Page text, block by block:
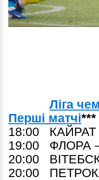
Ліга
Перші матчі***
18:00 КАЙРАТ
19:00 ФЛОРА –
20:00
20:00